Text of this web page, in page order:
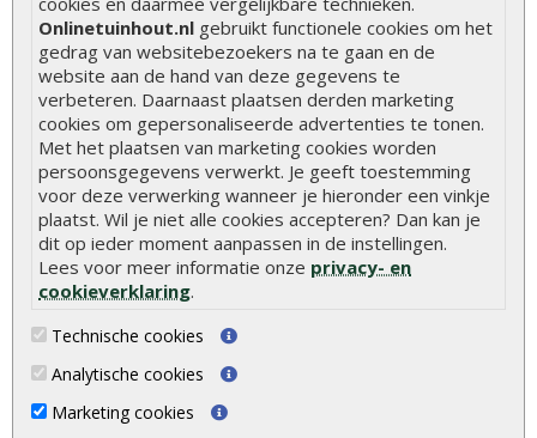
Onlinetuinhout.nl gebruikt functionele cookies om het
gedrag van websitebezoekers na te gaan en de
website aan de hand van deze gegevens te
verbeteren. Daarnaast plaatsen derden marketing
cookies om gepersonaliseerde advertenties te tonen.
Met het plaatsen van marketing cookies worden
persoonsgegevens verwerkt. Je geeft toestemming
voor deze verwerking wanneer je hieronder een vinkje
plaatst. Wil je niet alle cookies accepteren? Dan kan je
dit op ieder moment aanpassen in de instellingen.
Lees voor meer informatie onze privacy- en
cookieverklaring.
Technische cookies
Analytische cookies
Marketing cookies
Hoe betonpaal plaatsen
Hoe schutting plaatsen
De 9 beste tuinschermen van Onlinetuinhout.nl
Stijlvolle houtsoorten voor in de tuin
Duurzame tuin
Welke palen voor een schapenhek
Alle populaire categorieën
Tuinhout
Schutting
Vlonderplanken
Tuindeuren
Tuinschermen